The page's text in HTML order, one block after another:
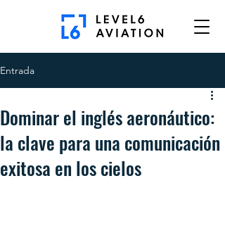
Entrada
Dominar el inglés aeronáutico:
la clave para una comunicación
exitosa en los cielos